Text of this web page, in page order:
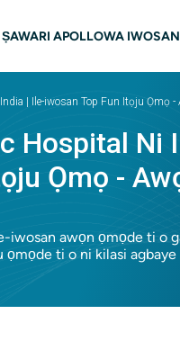
ṢAWARI APOLLOWA IWOSAN
| Ile-iwosan Top Fun Itọju Ọmọ
Hospital Ni
Ọmọ -
iwosan awọn ọmọde ti o
ti o ni kilasi agbaye